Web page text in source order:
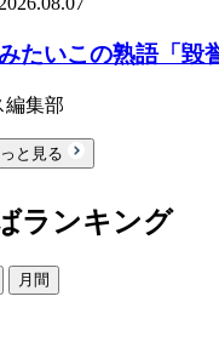
たいこの熟語「毀
編集部
と見る
ランキング
月間